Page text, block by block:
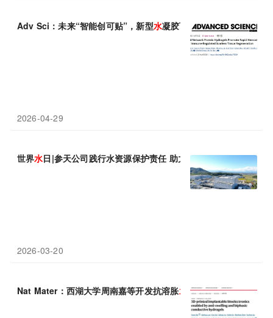
Adv Sci：未来“智能创可贴”，新型水凝胶可强效止血、安抚免疫
2026-04-29
世界水日|参天公司践行水资源保护责任 助力构筑环境保护绿色蓝图
2026-03-20
Nat Mater：西湖大学周南嘉等开发抗溶胀水 凝胶脑机接口，体内